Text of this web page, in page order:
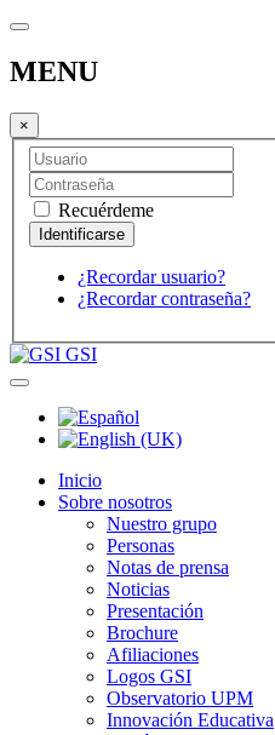
MENU
×
Recuérdeme
¿Recordar usuario?
¿Recordar contraseña?
GSI
Inicio
Sobre nosotros
Nuestro grupo
Personas
Notas de prensa
Noticias
Presentación
Brochure
Afiliaciones
Logos GSI
Observatorio UPM
Innovación Educativa